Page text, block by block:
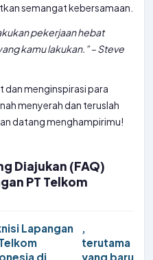
semangat kebersamaan.
pekerjaan hebat
kamu lakukan.” – Steve
menginspirasi para
menyerah dan teruslah
datang menghampirimu!
Diajukan (FAQ)
PT Telkom
Lapangan
di
,
terutama
yang baru